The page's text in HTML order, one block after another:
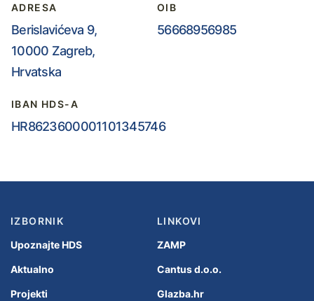
ADRESA
Berislavićeva 9,
10000 Zagreb,
Hrvatska
OIB
56668956985
IBAN HDS-A
HR8623600001101345746
IZBORNIK
Upoznajte HDS
Aktualno
Projekti
LINKOVI
ZAMP
Cantus d.o.o.
Glazba.hr